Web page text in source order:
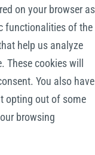
on your browser as
functionalities of the
help us analyze
These cookies will
You also have
opting out of some
browsing